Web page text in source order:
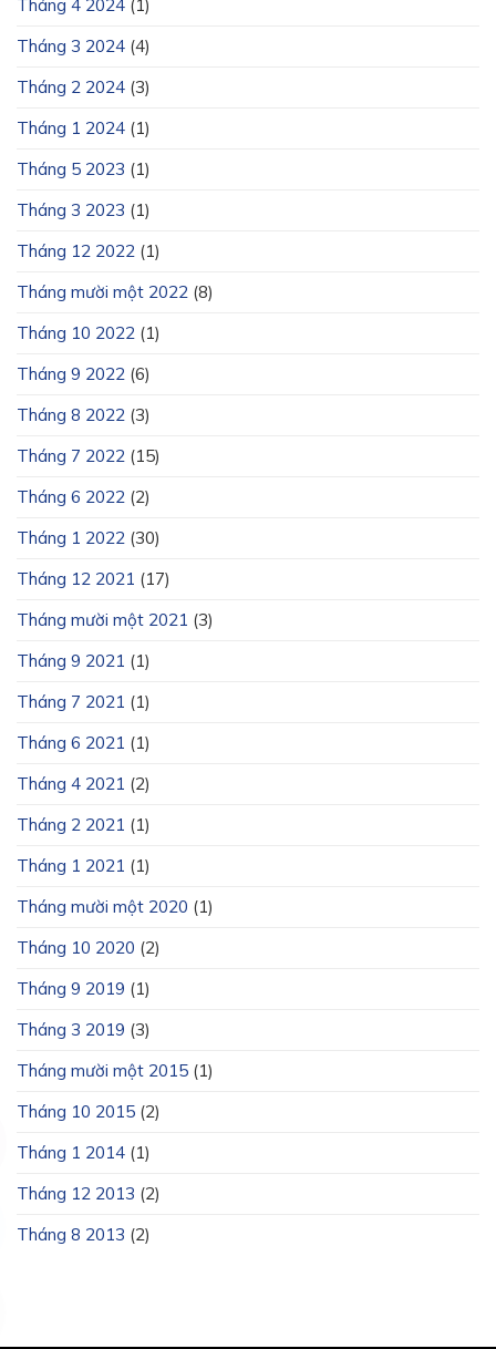
Tháng 4 2024 (1)
Tháng 3 2024 (4)
Tháng 2 2024 (3)
Tháng 1 2024 (1)
Tháng 5 2023 (1)
Tháng 3 2023 (1)
Tháng 12 2022 (1)
Tháng mười một 2022 (8)
Tháng 10 2022 (1)
Tháng 9 2022 (6)
Tháng 8 2022 (3)
Tháng 7 2022 (15)
Tháng 6 2022 (2)
Tháng 1 2022 (30)
Tháng 12 2021 (17)
Tháng mười một 2021 (3)
Tháng 9 2021 (1)
Tháng 7 2021 (1)
Tháng 6 2021 (1)
Tháng 4 2021 (2)
Tháng 2 2021 (1)
Tháng 1 2021 (1)
Tháng mười một 2020 (1)
Tháng 10 2020 (2)
Tháng 9 2019 (1)
Tháng 3 2019 (3)
Tháng mười một 2015 (1)
Tháng 10 2015 (2)
Tháng 1 2014 (1)
Tháng 12 2013 (2)
Tháng 8 2013 (2)